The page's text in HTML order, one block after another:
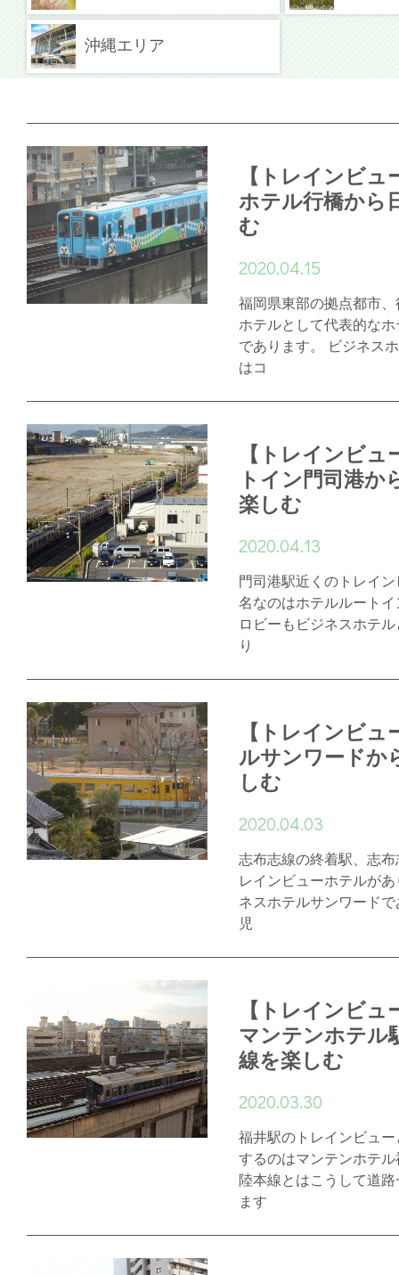
沖縄エリア
【トレインビ
ホテル行橋から
む
2020.04.15
福岡県東部の拠点都市
ホテルとして代表的な
であります。 ビジネス
はコ
【トレインビ
トイン門司港か
楽しむ
2020.04.13
門司港駅近くのトレイ
名なのはホテルルート
ロビーもビジネスホテ
り
【トレインビ
ルサンワードか
しむ
2020.04.03
志布志線の終着駅、志
レインビューホテルが
ネスホテルサンワード
児
【トレインビ
マンテンホテル
線を楽しむ
2020.03.30
福井駅のトレインビュ
するのはマンテンホテ
陸本線とはこうして道
ます